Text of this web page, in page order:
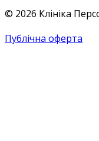
© 2026 Клініка
Публічна оферта